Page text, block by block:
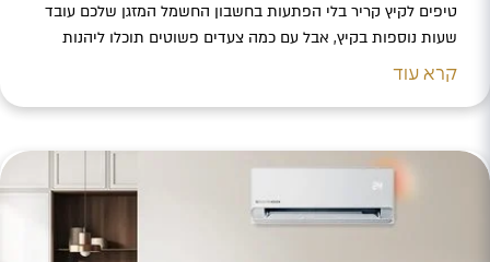
טיפים לקיץ קריר בלי הפתעות בחשבון החשמל המזגן שלכם עובד
שעות נוספות בקיץ, אבל עם כמה צעדים פשוטים תוכלו ליהנות
מקרירות מושלמת ולשלם פחות. גילינו בשבילכם את הדרכים
במיוחד. לשיתוף הכתבה C432AC28-4125-46EA-AF6E-
בשלושה שלבים אחרי עבודה מאומצת בחודשי הקיץ הארוכים,
המזגן זקוק…
קרא עוד